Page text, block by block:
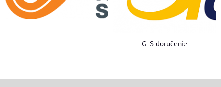
GLS doručenie